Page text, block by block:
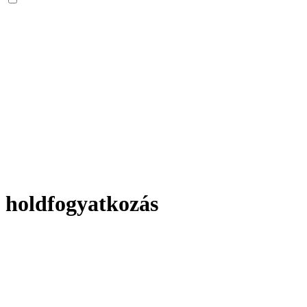
holdfogyatkozás